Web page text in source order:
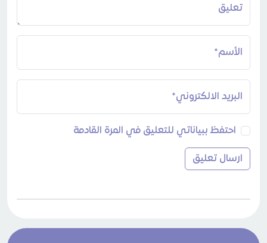
تعليق
الأسم*
البريد الالكتروني*
احتفظ ببياناتي للتعليق في المرة القادمة